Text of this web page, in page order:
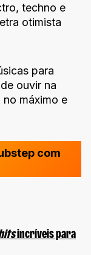
techno e
otimista
para
ouvir na
máximo e
com
incríveis para